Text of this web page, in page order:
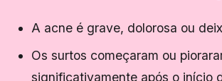
A acne é grave, dolorosa ou
Os surtos começaram ou
significativamente após o início